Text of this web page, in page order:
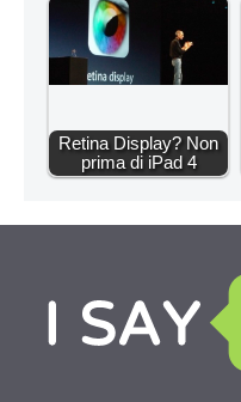
Retina Display? Non
prima di iPad 4